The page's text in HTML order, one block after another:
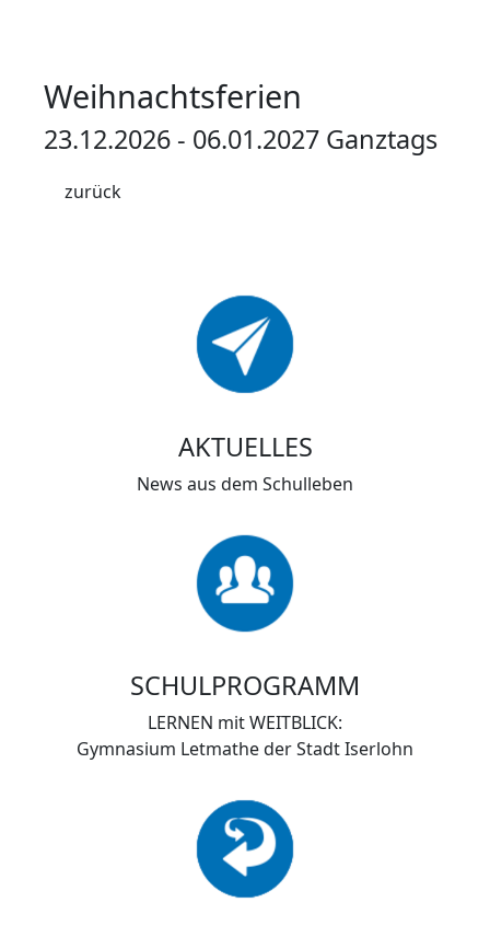
Weihnachtsferien
23.12.2026 - 06.01.2027 Ganztags
zurück
AKTUELLES
News aus dem Schulleben
SCHULPROGRAMM
LERNEN mit WEITBLICK:
Gymnasium Letmathe der Stadt Iserlohn